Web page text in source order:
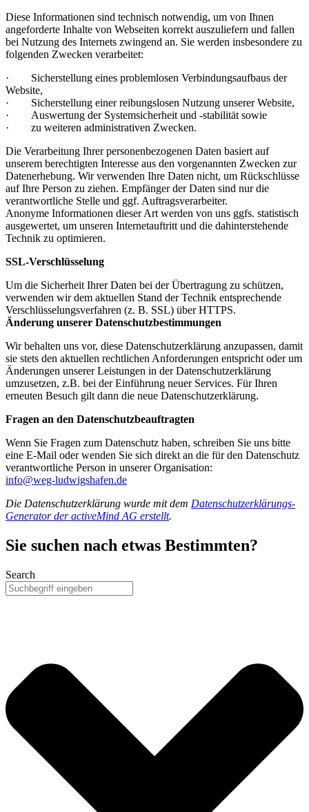
Diese Informationen sind technisch notwendig, um von Ihnen
angeforderte Inhalte von Webseiten korrekt auszuliefern und fallen
bei Nutzung des Internets zwingend an. Sie werden insbesondere zu
folgenden Zwecken verarbeitet:
· Sicherstellung eines problemlosen Verbindungsaufbaus der
Website,
· Sicherstellung einer reibungslosen Nutzung unserer Website,
· Auswertung der Systemsicherheit und -stabilität sowie
· zu weiteren administrativen Zwecken.
Die Verarbeitung Ihrer personenbezogenen Daten basiert auf
unserem berechtigten Interesse aus den vorgenannten Zwecken zur
Datenerhebung. Wir verwenden Ihre Daten nicht, um Rückschlüsse
auf Ihre Person zu ziehen. Empfänger der Daten sind nur die
verantwortliche Stelle und ggf. Auftragsverarbeiter.
Anonyme Informationen dieser Art werden von uns ggfs. statistisch
ausgewertet, um unseren Internetauftritt und die dahinterstehende
Technik zu optimieren.
SSL-Verschlüsselung
Um die Sicherheit Ihrer Daten bei der Übertragung zu schützen,
verwenden wir dem aktuellen Stand der Technik entsprechende
Verschlüsselungsverfahren (z. B. SSL) über HTTPS.
Änderung unserer Datenschutzbestimmungen
Wir behalten uns vor, diese Datenschutzerklärung anzupassen, damit
sie stets den aktuellen rechtlichen Anforderungen entspricht oder um
Änderungen unserer Leistungen in der Datenschutzerklärung
umzusetzen, z.B. bei der Einführung neuer Services. Für Ihren
erneuten Besuch gilt dann die neue Datenschutzerklärung.
Fragen an den Datenschutzbeauftragten
Wenn Sie Fragen zum Datenschutz haben, schreiben Sie uns bitte
eine E-Mail oder wenden Sie sich direkt an die für den Datenschutz
verantwortliche Person in unserer Organisation:
info@weg-ludwigshafen.de
Die Datenschutzerklärung wurde mit dem Datenschutzerklärungs-
Generator der activeMind AG erstellt.
Sie suchen nach etwas Bestimmten?
Search